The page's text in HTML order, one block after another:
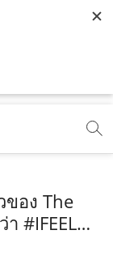
| CAMPAIGN |
อง The
#IFEEL…